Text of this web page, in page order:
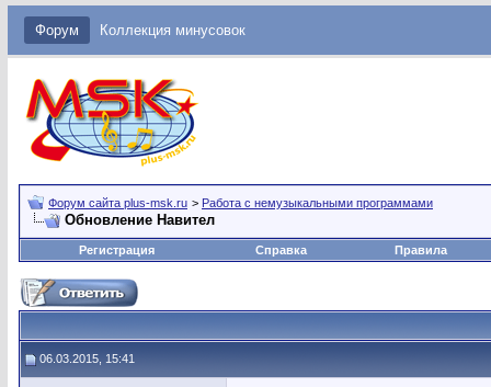
Форум Коллекция минусовок
Форум сайта plus-msk.ru > Работа с немузыкальными программами
Обновление Навител
Регистрация Справка Правила
06.03.2015, 15:41